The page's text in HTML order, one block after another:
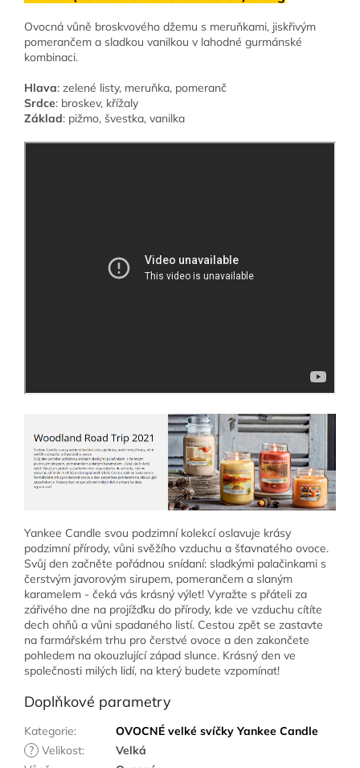
Ovocná vůně broskvového džemu s meruňkami, jiskřivým
pomerančem a sladkou vanilkou v lahodné gurmánské
kombinaci.
Hlava: zelené listy, meruňka, pomeranč
Srdce: broskev, křížaly
Základ: pižmo, švestka, vanilka
Yankee Candle svou podzimní kolekcí oslavuje krásy
podzimní přírody, vůni svěžího vzduchu a šťavnatého ovoce.
Svůj den začněte pořádnou snídaní: sladkými palačinkami s
čerstvým javorovým sirupem, pomerančem a slaným
karamelem - čeká vás krásný výlet! Vyražte s přáteli za
zářivého dne na projížďku do přírody, kde ve vzduchu cítíte
dech ohňů a vůni spadaného listí. Cestou zpět se zastavte
na farmářském trhu pro čerstvé ovoce a den zakončete
pohledem na okouzlující západ slunce. Krásný den ve
společnosti milých lidí, na který budete vzpomínat!
Doplňkové parametry
Kategorie:
OVOCNÉ velké svíčky Yankee Candle
? Velikost:
Velká